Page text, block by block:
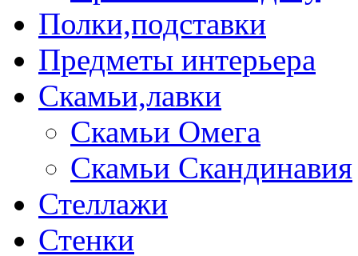
Полки,подставки
Предметы интерьера
Скамьи,лавки
Скамьи Омега
Скамьи Скандинавия
Стеллажи
Стенки